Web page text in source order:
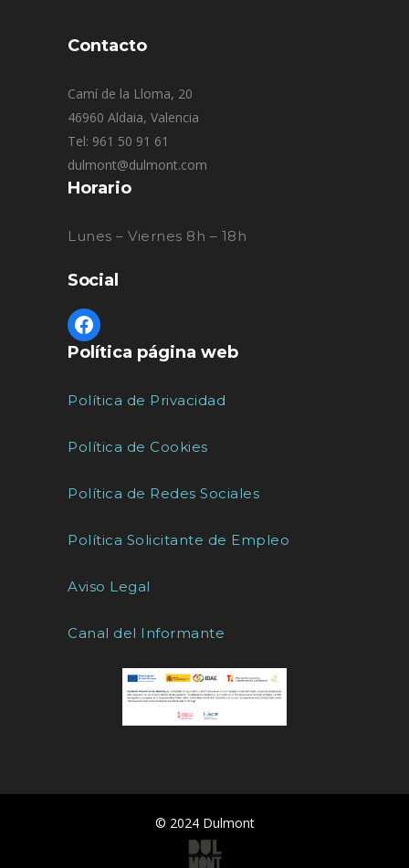
Contacto
Camí de la Lloma, 20
46960 Aldaia, Valencia
Tel: 961 50 91 61
dulmont@dulmont.com
Horario
Lunes – Viernes 8h – 18h
Social
Política página web
Política de Privacidad
Política de Cookies
Política de Redes Sociales
Política Solicitante de Empleo
Aviso Legal
Canal del Informante
© 2024 Dulmont